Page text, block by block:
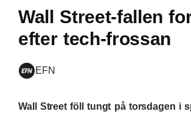
Wall Street-fallen
efter tech-frossan
EFN
Wall Street föll tungt på torsdagen i